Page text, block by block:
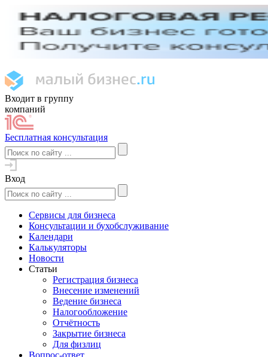
Входит в группу
компаний
Бесплатная консультация
Вход
Сервисы для бизнеса
Консультации и бухобслуживание
Календари
Калькуляторы
Новости
Статьи
Регистрация бизнеса
Внесение изменений
Ведение бизнеса
Налогообложение
Отчётность
Закрытие бизнеса
Для физлиц
Вопрос-ответ